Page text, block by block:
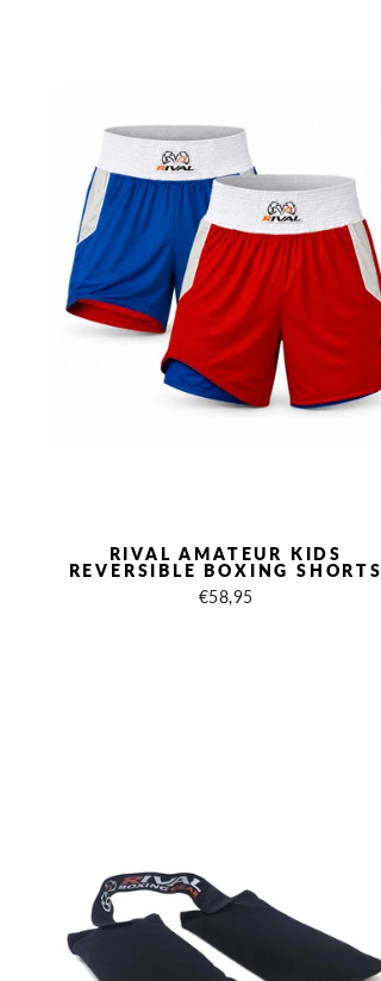
RIVAL AMATEUR KIDS
REVERSIBLE BOXING SHORTS
€58,95